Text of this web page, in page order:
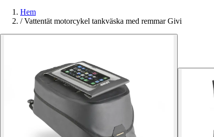
Hem
/ Vattentät motorcykel tankväska med remmar Givi